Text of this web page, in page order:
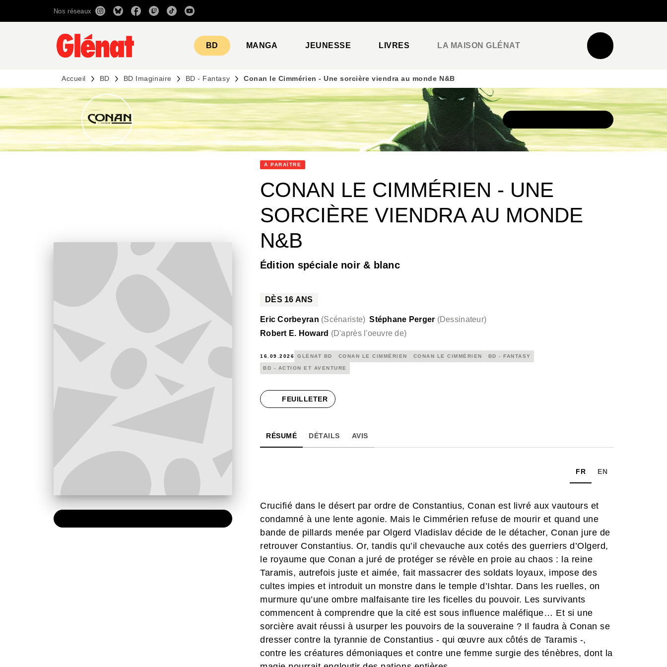
RECHERCHE CONTENU
Nos réseaux
BD MANGA JEUNESSE LIVRES LA MAISON GLÉNAT
Accueil BD BD Imaginaire BD - Fantasy Conan le Cimmérien - Une sorcière viendra au monde N&B
À PARAÎTRE
CONAN LE CIMMÉRIEN - UNE
SORCIÈRE VIENDRA AU MONDE
N&B
Édition spéciale noir & blanc
DÈS 16 ANS
Eric Corbeyran (Scénariste) Stéphane Perger (Dessinateur)
Robert E. Howard (D'après l'oeuvre de)
16.09.2026 GLÉNAT BD CONAN LE CIMMÉRIEN CONAN LE CIMMÉRIEN BD - FANTASY
BD - ACTION ET AVENTURE
FEUILLETER
RÉSUMÉ DÉTAILS AVIS
FR EN
Crucifié dans le désert par ordre de Constantius, Conan est livré aux vautours et
condamné à une lente agonie. Mais le Cimmérien refuse de mourir et quand une
bande de pillards menée par Olgerd Vladislav décide de le détacher, Conan jure de
retrouver Constantius. Or, tandis qu’il chevauche aux cotés des guerriers d’Olgerd,
le royaume que Conan a juré de protéger se révèle en proie au chaos : la reine
Taramis, autrefois juste et aimée, fait massacrer des soldats loyaux, impose des
cultes impies et introduit un monstre dans le temple d’Ishtar. Dans les ruelles, on
murmure qu’une ombre malfaisante tire les ficelles du pouvoir. Les survivants
commencent à comprendre que la cité est sous influence maléfique… Et si une
sorcière avait réussi à usurper les pouvoirs de la souveraine ? Il faudra à Conan se
dresser contre la tyrannie de Constantius - qui œuvre aux côtés de Taramis -,
contre les créatures démoniaques et contre une femme surgie des ténèbres, dont la